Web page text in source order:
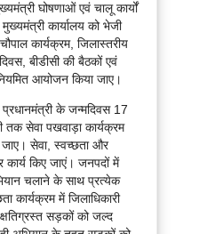
घोषणाओं एवं चालू कार्यों
मुख्यमंत्री कार्यालय को भेजी
कार्यक्रम, जिलास्तरीय
बीडीसी की बैठकों एवं
आयोजन किया जाए।
के जन्मदिवस 17
तक सेवा पखवाड़ा कार्यक्रम
जाए। सेवा, स्वच्छता और
कार्य किए जाएं। जनपदों में
चलाने के साथ प्रत्येक
कार्यक्रम में जिलाधिकारी
सड़कों को जल्द